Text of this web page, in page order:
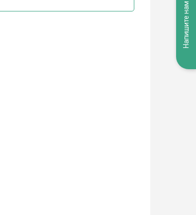
Напишите нам